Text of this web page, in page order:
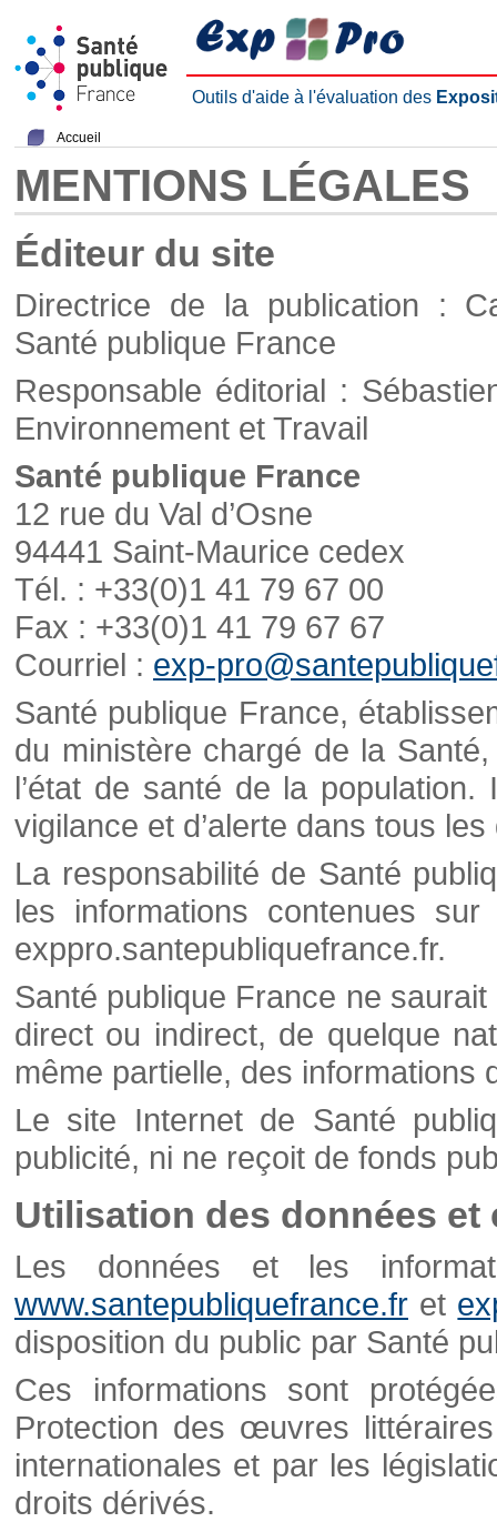
Outils d'aide à l'évaluation des
Accueil
MENTIONS LÉGALES
Éditeur du site
Directrice de la publication :
Santé publique France
Responsable éditorial :
Environnement et Travail
Santé publique France
12 rue du Val d’Osne
94441 Saint-Maurice cedex
Tél. : +33(0)1 41 79 67 00
Fax : +33(0)1 41 79 67 67
Courriel : exp-
Santé publique France,
du ministère chargé de la
l’état de santé de la
vigilance et d’alerte dans tous
La responsabilité de Santé
les informations contenues
exppro.santepubliquefrance.fr.
Santé publique France ne
direct ou indirect, de quelque
même partielle, des informations
Le site Internet de Santé
publicité, ni ne reçoit de fonds
Utilisation des données et
Les données et les
www.santepubliquefrance.fr et
disposition du public par Santé
Ces informations sont
Protection des œuvres
internationales et par les
droits dérivés.